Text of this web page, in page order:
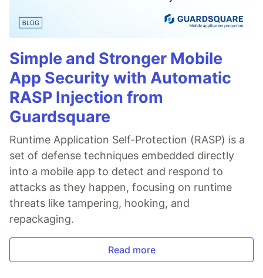
Simple and Stronger Mobile
App Security with Automatic
RASP Injection from
Guardsquare
Runtime Application Self-Protection (RASP) is a
set of defense techniques embedded directly
into a mobile app to detect and respond to
attacks as they happen, focusing on runtime
threats like tampering, hooking, and
repackaging.
Read more